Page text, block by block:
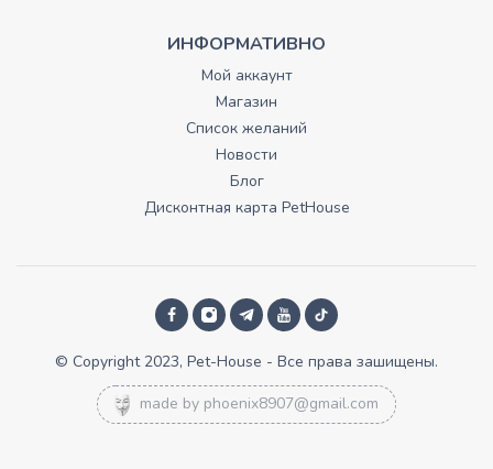
ИНФОРМАТИВНО
Мой аккаунт
Магазин
Список желаний
Новости
Блог
Дисконтная карта PetHouse
© Copyright 2023, Pet-House - Все права зашищены.
made by phoenix8907@gmail.com